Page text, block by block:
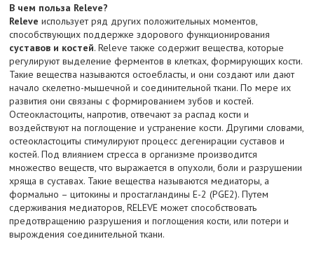
В чем польза Releve?
Releve использует ряд других положительных моментов,
способствующих поддержке здорового функционирования
суставов и костей. Releve также содержит вещества, которые
регулируют выделение ферментов в клетках, формирующих кости.
Такие вещества называются остоебласты, и они создают или дают
начало скелетно-мышечной и соединительной ткани. По мере их
развития они связаны с формированием зубов и костей.
Остеокластоциты, напротив, отвечают за распад кости и
воздействуют на поглощение и устранение кости. Другими словами,
остеокластоциты стимулируют процесс дегенирации суставов и
костей. Под влиянием стресса в организме производится
множество веществ, что выражается в опухоли, боли и разрушении
хряща в суставах. Такие вещества называются медиаторы, а
формально – цитокины и простагландины E-2 (PGE2). Путем
сдерживания медиаторов, RELEVE может способствовать
предотвращению разрушения и поглощения кости, или потери и
вырождения соединительной ткани.